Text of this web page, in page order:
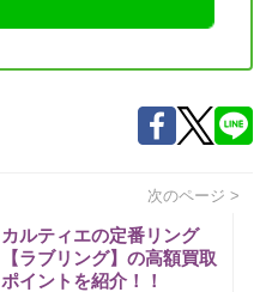
次のページ >
カルティエの定番リング
【ラブリング】の高額買取
ポイントを紹介！！